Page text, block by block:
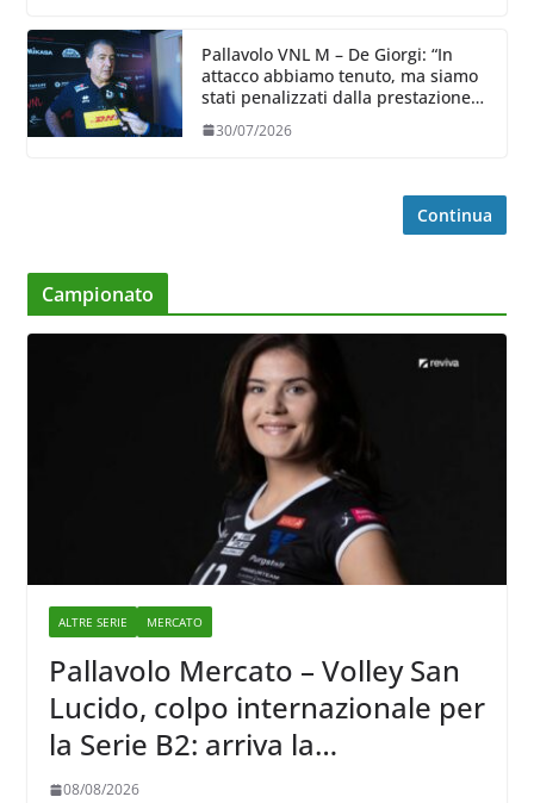
Pallavolo VNL M – De Giorgi: “In
attacco abbiamo tenuto, ma siamo
stati penalizzati dalla prestazione
30/07/2026
Continua
Campionato
ALTRE SERIE MERCATO
Pallavolo Mercato – Volley San
Lucido, colpo internazionale per
la Serie B2: arriva la
schiacciatrice lettone Kristine
08/08/2026